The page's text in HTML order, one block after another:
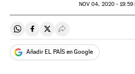
NOV 04, 2020 - 19:59
Compartir en Whatsapp
Compartir en Facebook
Compartir en Twitter
Desplegar Redes
Añadir EL PAÍS en Google